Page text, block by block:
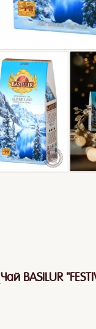
Чай BASILUR